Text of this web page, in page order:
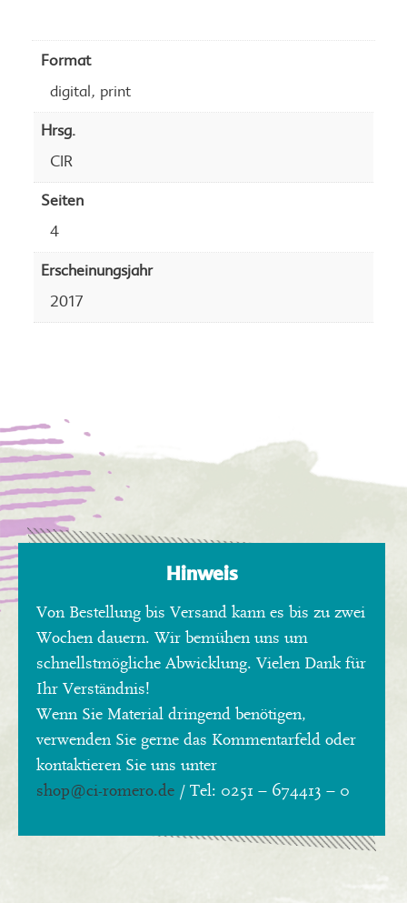
Format
digital, print
Hrsg.
CIR
Seiten
4
Erscheinungsjahr
2017
Hinweis
Von Bestellung bis Versand kann es bis zu zwei
Wochen dauern. Wir bemühen uns um
schnellstmögliche Abwicklung. Vielen Dank für
Ihr Verständnis!
Wenn Sie Material dringend benötigen,
verwenden Sie gerne das Kommentarfeld oder
kontaktieren Sie uns unter
shop@ci-romero.de / Tel: 0251 – 674413 – 0